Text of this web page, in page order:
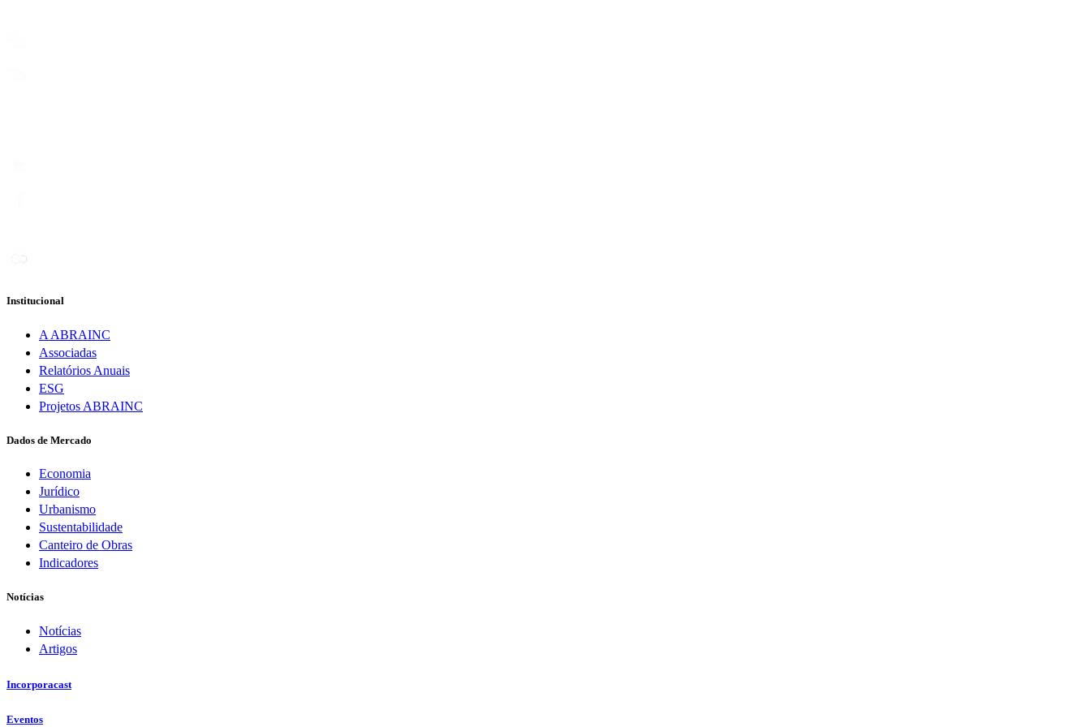
Institucional
A ABRAINC
Associadas
Relatórios Anuais
ESG
Projetos ABRAINC
Dados de Mercado
Economia
Jurídico
Urbanismo
Sustentabilidade
Canteiro de Obras
Indicadores
Notícias
Notícias
Artigos
Incorporacast
Eventos